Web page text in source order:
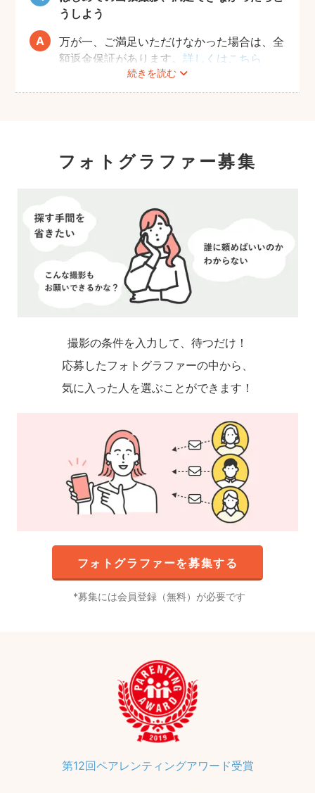
たと思っていただける写真をお届けします。
うしよう
続きを読む
万が一、ご満足いただけなかった場合は、全
額返金保証があります。詳しくはこちら
フォトグラファー募集
撮影の条件を入力して、待つだけ！
応募したフォトグラファーの中から、
気に入った人を選ぶことができます！
フォトグラファーを募集する
募集には会員登録（無料）が必要です
第12回ペアレンティングアワード受賞